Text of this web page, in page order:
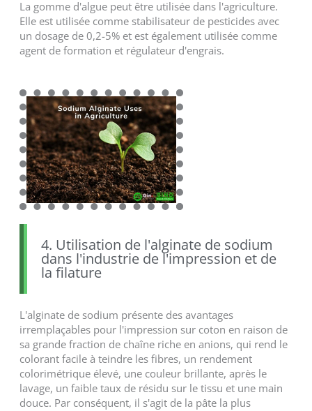
La gomme d'algue peut être utilisée dans l'agriculture.
Elle est utilisée comme stabilisateur de pesticides avec
un dosage de 0,2-5% et est également utilisée comme
agent de formation et régulateur d'engrais.
4. Utilisation de l'alginate de sodium
dans l'industrie de l'impression et de
la filature
L'alginate de sodium présente des avantages
irremplaçables pour l'impression sur coton en raison de
sa grande fraction de chaîne riche en anions, qui rend le
colorant facile à teindre les fibres, un rendement
colorimétrique élevé, une couleur brillante, après le
lavage, un faible taux de résidu sur le tissu et une main
douce. Par conséquent, il s'agit de la pâte la plus